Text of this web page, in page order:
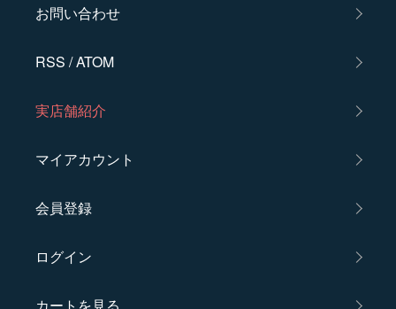
お問い合わせ
RSS /ATOM
実店舗紹介
マイアカウント
会員登録
ログイン